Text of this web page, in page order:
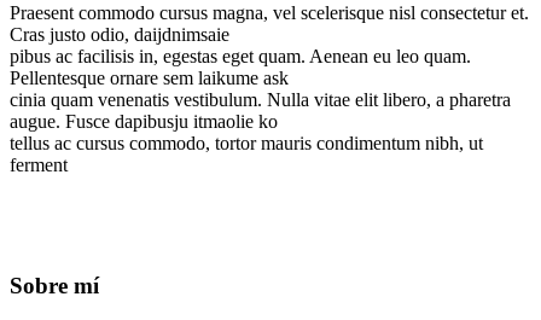
Praesent commodo cursus magna, vel scelerisque nisl consectetur et.
Cras justo odio, daijdnimsaie
pibus ac facilisis in, egestas eget quam. Aenean eu leo quam.
Pellentesque ornare sem laikume ask
cinia quam venenatis vestibulum. Nulla vitae elit libero, a pharetra
augue. Fusce dapibusju itmaolie ko
tellus ac cursus commodo, tortor mauris condimentum nibh, ut
ferment
Sobre mí